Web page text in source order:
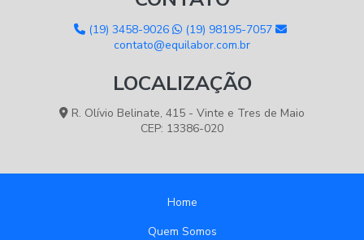
(19) 3458-9026
(19) 98195-7057
contato@equilabor.com.br
LOCALIZAÇÃO
R. Olívio Belinate, 415 - Vinte e Tres de Maio
CEP: 13386-020
Home
Quem Somos